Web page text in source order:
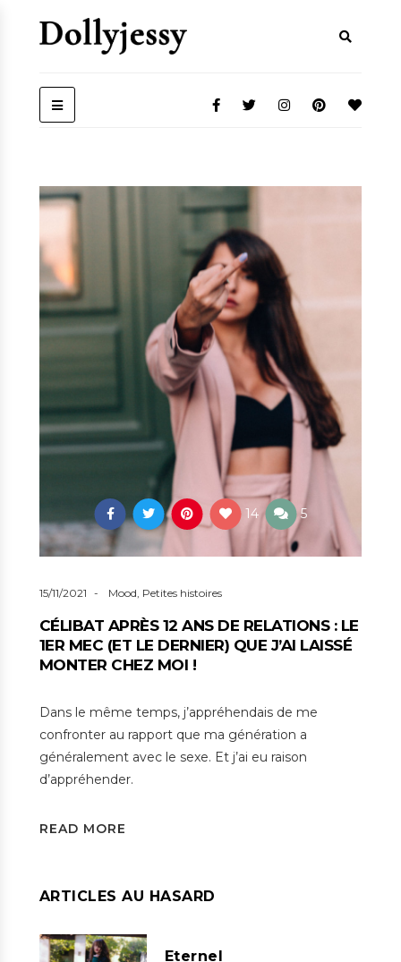
14 5
15/11/2021 Mood, Petites histoires
CÉLIBAT APRÈS 12 ANS DE RELATIONS : LE
1ER MEC (ET LE DERNIER) QUE J’AI LAISSÉ
MONTER CHEZ MOI !
Dans le même temps, j’appréhendais de me
confronter au rapport que ma génération a
généralement avec le sexe. Et j’ai eu raison
d’appréhender.
READ MORE
ARTICLES AU HASARD
Eternel